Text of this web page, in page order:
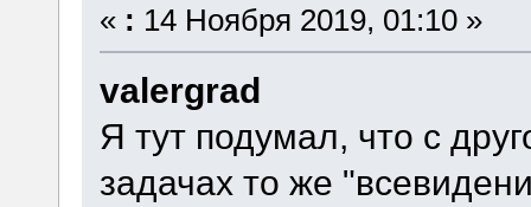
« : 14 Ноября 2019, 01:10 »
valergrad
Я тут подумал, что с
задачах то же